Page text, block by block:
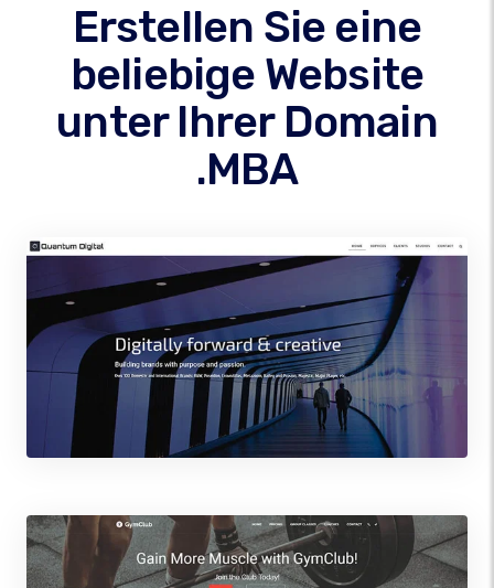
Erstellen Sie eine
beliebige Website
unter Ihrer Domain
.MBA